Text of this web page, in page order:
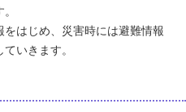
はじめ、災害時には避難情報
いきます。